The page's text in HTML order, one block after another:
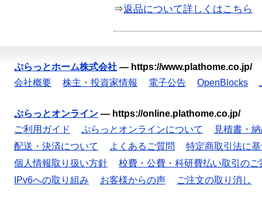
⇒返品について詳しくはこちら
ぷらっとホーム株式会社 — https://www.plathome.co.jp/
会社概要
株主・投資家情報 電子公告 OpenBlocks
ぷらっとオンライン — https://online.plathome.co.jp/
ご利用ガイド
ぷらっとオンラインについて
見積書・
配送・決済について
よくあるご質問
特定商取引法に
個人情報取り扱い方針
校費・公費・科研費払い取引のご
IPv6への取り組み
お客様からの声 ご注文の取り消し